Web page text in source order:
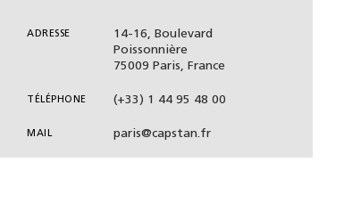
ADRESSE
14-16, Boulevard
Poissonnière
75009 Paris, France
TÉLÉPHONE (+33) 1 44 95 48 00
MAIL paris@capstan.fr